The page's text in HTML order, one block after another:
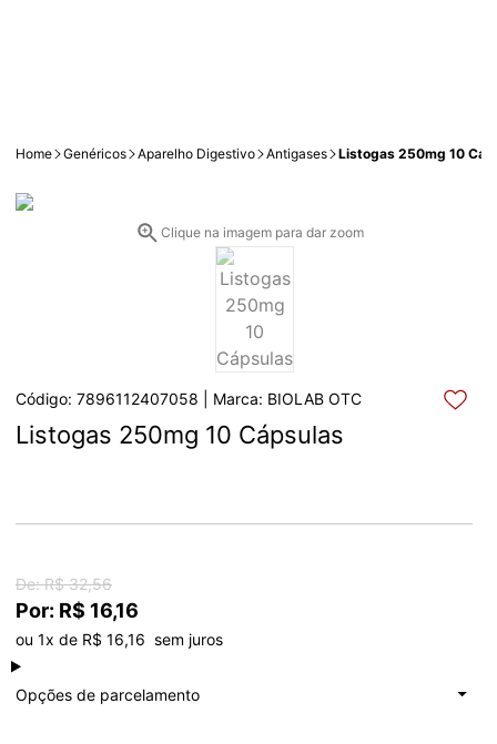
Home Genéricos Aparelho Digestivo Antigases Listogas 250mg 10
Clique na imagem para dar zoom
Código: 7896112407058 | Marca: BIOLAB OTC
Listogas 250mg 10 Cápsulas
De: R$ 32,56
Por: R$ 16,16
ou 1x de R$ 16,16  sem juros
Opções de parcelamento
à vistaR$ 16,16
Total: R$ 16,16